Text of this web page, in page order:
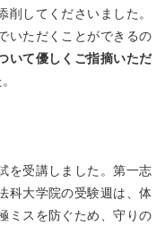
してくださいました。
いただくことができるの
いて優しくご指摘いただ
を受講しました。第一志
科大学院の受験週は、体
ミスを防ぐため、守りの